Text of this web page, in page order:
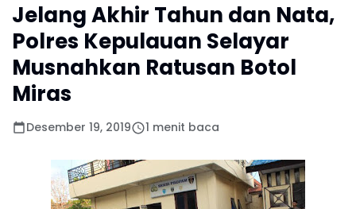
Jelang Akhir Tahun dan Nata,
Polres Kepulauan Selayar
Musnahkan Ratusan Botol
Miras
Desember 19, 2019 1 menit baca